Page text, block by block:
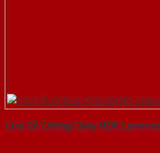
Cửa Gỗ Chống Cháy MDF